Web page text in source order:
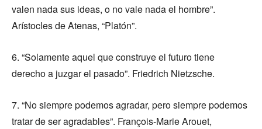
valen nada sus ideas, o no vale nada el hombre”.
Arístocles de Atenas, “Platón”.
6. “Solamente aquel que construye el futuro tiene
derecho a juzgar el pasado”. Friedrich Nietzsche.
7. “No siempre podemos agradar, pero siempre podemos
tratar de ser agradables”. François-Marie Arouet,